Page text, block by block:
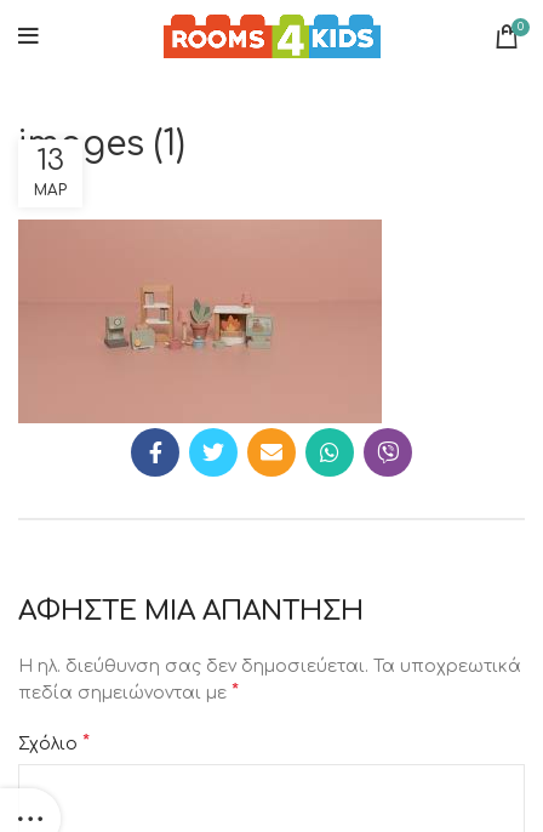
0
images (1)
13
ΜΑΡ
ΑΦΉΣΤΕ ΜΙΑ ΑΠΆΝΤΗΣΗ
Η ηλ. διεύθυνση σας δεν δημοσιεύεται.
Τα υποχρεωτικά
πεδία σημειώνονται με *
Σχόλιο *